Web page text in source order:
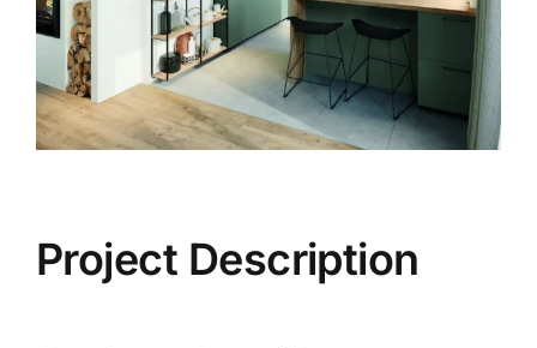
Project Description